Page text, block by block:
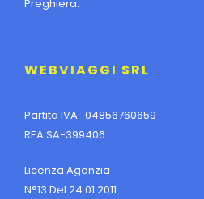
Preghiera.
WEBVIAGGI SRL
Partita IVA: 04856760659
REA SA-399406
Licenza Agenzia
N°13 Del 24.01.2011